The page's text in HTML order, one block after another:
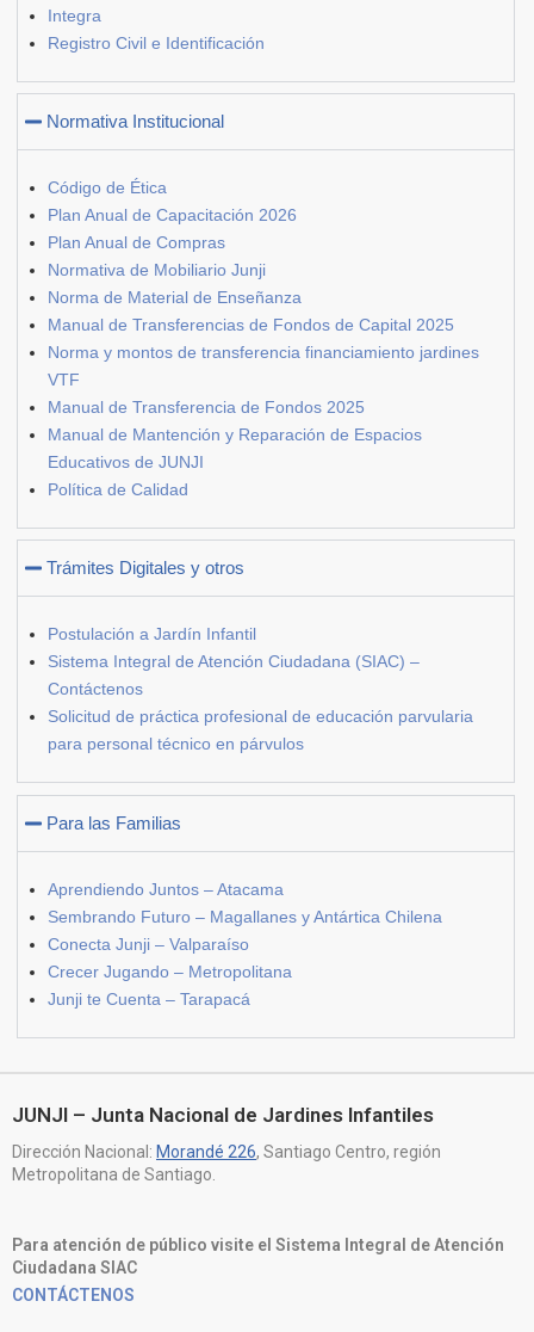
Integra
Registro Civil e Identificación
Normativa Institucional
Código de Ética
Plan Anual de Capacitación 2026
Plan Anual de Compras
Normativa de Mobiliario Junji
Norma de Material de Enseñanza
Manual de Transferencias de Fondos de Capital 2025
Norma y montos de transferencia financiamiento jardines
VTF
Manual de Transferencia de Fondos 2025
Manual de Mantención y Reparación de Espacios
Educativos de JUNJI
Política de Calidad
Trámites Digitales y otros
Postulación a Jardín Infantil
Sistema Integral de Atención Ciudadana (SIAC) –
Contáctenos
Solicitud de práctica profesional de educación parvularia
para personal técnico en párvulos
Para las Familias
Aprendiendo Juntos – Atacama
Sembrando Futuro – Magallanes y Antártica Chilena
Conecta Junji – Valparaíso
Crecer Jugando – Metropolitana
Junji te Cuenta – Tarapacá
JUNJI – Junta Nacional de Jardines Infantiles
Dirección Nacional: Morandé 226, Santiago Centro, región
Metropolitana de Santiago.
Para atención de público visite el Sistema Integral de Atención
Ciudadana SIAC
CONTÁCTENOS